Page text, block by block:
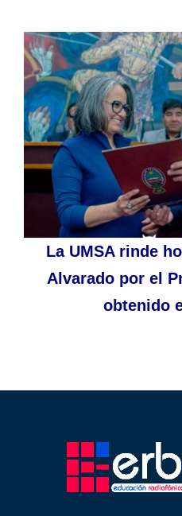
La UMSA rinde
Alvarado por el
obtenido